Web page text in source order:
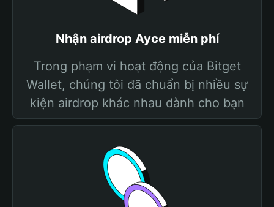
Nhận airdrop Ayce miễn phí
Trong phạm vi hoạt động của Bitget
Wallet, chúng tôi đã chuẩn bị nhiều sự
kiện airdrop khác nhau dành cho bạn